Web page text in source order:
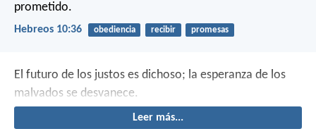
prometido.
Hebreos 10:36 obediencia recibir promesas
El futuro de los justos es dichoso; la esperanza de los
malvados se desvanece.
Leer más...